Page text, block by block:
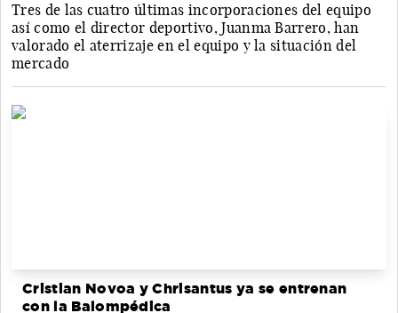
Tres de las cuatro últimas incorporaciones del equipo
así como el director deportivo, Juanma Barrero, han
valorado el aterrizaje en el equipo y la situación del
mercado
Cristian Novoa y Chrisantus ya se entrenan
con la Balompédica